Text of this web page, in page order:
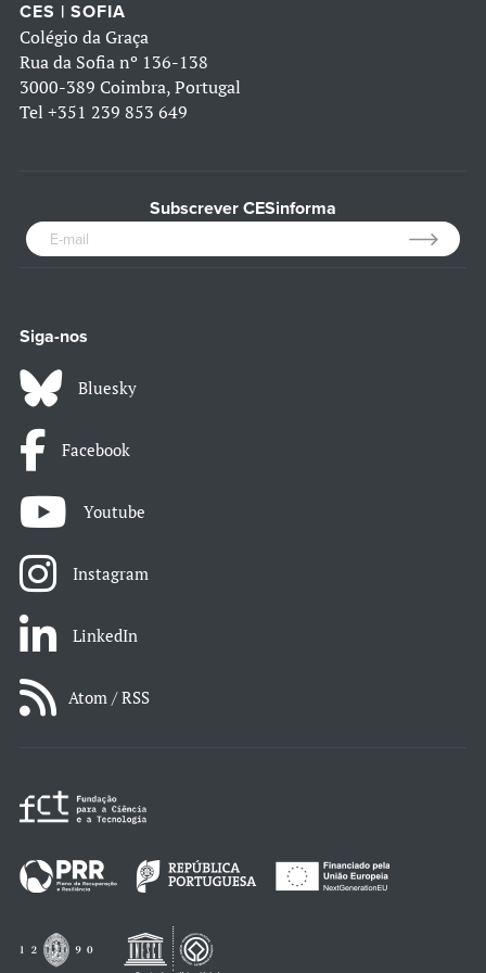
CES | SOFIA
Colégio da Graça
Rua da Sofia nº 136-138
3000-389 Coimbra, Portugal
Tel +351 239 853 649
Subscrever CESinforma
Siga-nos
Bluesky
Facebook
Youtube
Instagram
LinkedIn
Atom / RSS